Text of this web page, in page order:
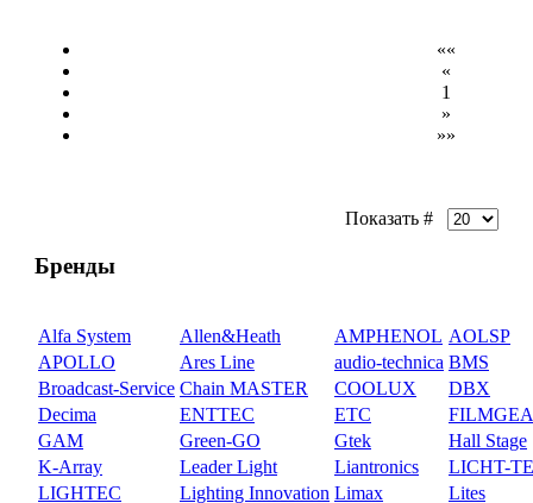
««
«
1
»
»»
Показать #
Бренды
Alfa System Allen&Heath AMPHENOL AOLSP
APOLLO
Ares Line audio-technica BMS
Broadcast-Service Chain MASTER COOLUX
DBX
Decima
ENTTEC ETC
GAM
Green-GO Gtek
Hall Stage
K-Array
Leader Light Liantronics
LICHT-
LIGHTEC
Lighting Innovation Limax Lites